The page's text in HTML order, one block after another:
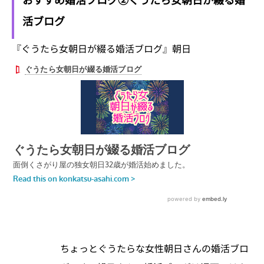
活ブログ
『ぐうたら女朝日が綴る婚活ブログ』朝日
ちょっとぐうたらな女性朝日さんの婚活ブロ